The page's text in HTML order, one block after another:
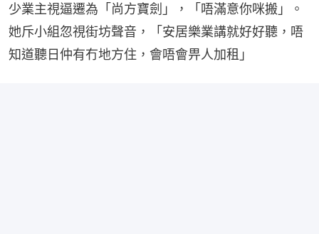
少業主視逼遷為「尚方寶劍」，「唔滿意你咪搬」。
她斥小組忽視街坊聲音，「安居樂業講就好好聽，唔
知道聽日仲有冇地方住，會唔會畀人加租」